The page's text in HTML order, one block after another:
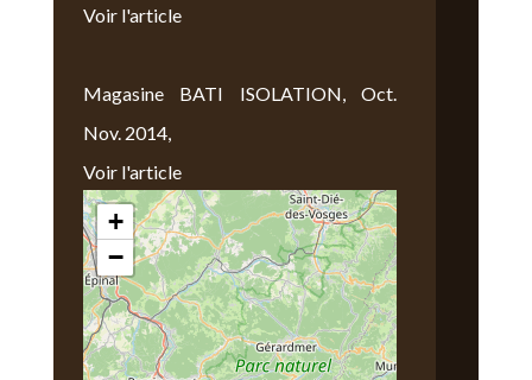
Voir l'article
Magasine BATI ISOLATION, Oct.
Nov. 2014,
Voir l'article
Nous Trouver
+
−